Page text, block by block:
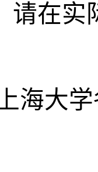
请在实
上海大